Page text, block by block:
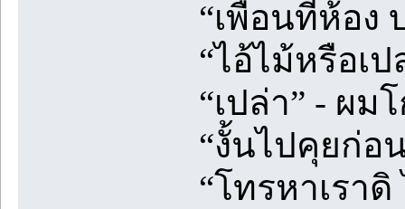
“เพื่อนที่ห้อง
“ไอ้ไม้หรือเป
“เปล่า” - ผม
“งั้นไปคุยก่อ
“โทรหาเรา